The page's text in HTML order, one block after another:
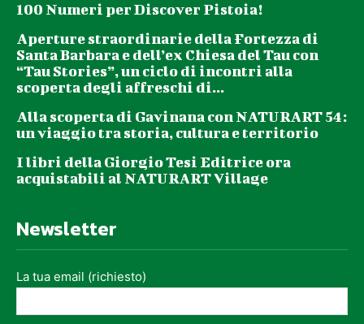
100 Numeri per Discover Pistoia!
Aperture straordinarie della Fortezza di
Santa Barbara e dell’ex Chiesa del Tau con
“Tau Stories”, un ciclo di incontri alla
scoperta degli affreschi di...
Alla scoperta di Gavinana con NATURART 54:
un viaggio tra storia, cultura e territorio
I libri della Giorgio Tesi Editrice ora
acquistabili al NATURART Village
Newsletter
La tua email (richiesto)